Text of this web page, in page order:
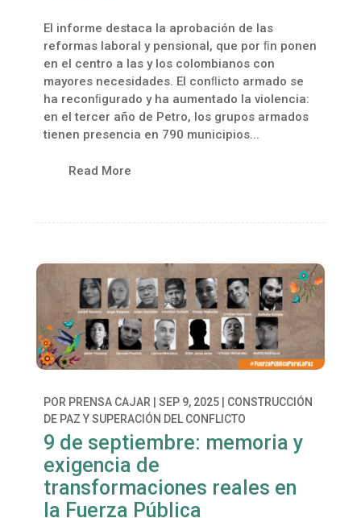
El informe destaca la aprobación de las
reformas laboral y pensional, que por ﬁn ponen
en el centro a las y los colombianos con
mayores necesidades. El conﬂicto armado se
ha reconﬁgurado y ha aumentado la violencia:
en el tercer año de Petro, los grupos armados
tienen presencia en 790 municipios...
Read More
POR PRENSA CAJAR| SEP 9, 2025| CONSTRUCCIÓN
DE PAZ Y SUPERACIÓN DEL CONFLICTO
9 de septiembre: memoria y
exigencia de
transformaciones reales en
la Fuerza Pública